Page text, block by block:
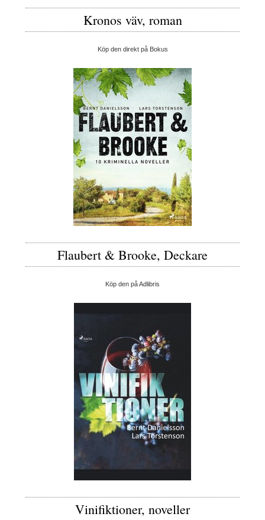
Kronos väv, roman
Köp den direkt på Bokus
Flaubert & Brooke, Deckare
Köp den på Adlibris
Vinifiktioner, noveller